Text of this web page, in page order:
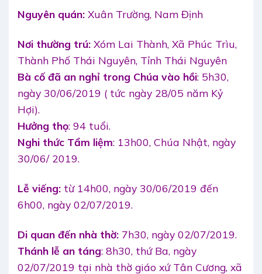
Nguyên quán: Xuân Trường, Nam Định
Nơi thường trú: Xóm Lai Thành, Xã Phúc Trìu,
Thành Phố Thái Nguyên, Tỉnh Thái Nguyên
Bà cố đã an nghỉ trong Chúa vào hồi: 5h30,
ngày 30/06/2019 ( tức ngày 28/05 năm Kỷ
Hợi).
Hưởng thọ: 94 tuổi.
Nghi thức Tẩm liệm: 13h00, Chúa Nhật, ngày
30/06/ 2019.
Lễ viếng: từ 14h00, ngày 30/06/2019 đến
6h00, ngày 02/07/2019.
Di quan đến nhà thờ: 7h30, ngày 02/07/2019.
Thánh lễ an táng: 8h30, thứ Ba, ngày
02/07/2019 tại nhà thờ giáo xứ Tân Cương, xã